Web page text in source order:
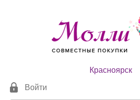
Красноярск
Войти